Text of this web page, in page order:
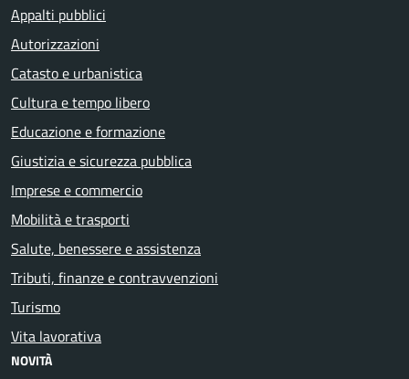
Appalti pubblici
Autorizzazioni
Catasto e urbanistica
Cultura e tempo libero
Educazione e formazione
Giustizia e sicurezza pubblica
Imprese e commercio
Mobilità e trasporti
Salute, benessere e assistenza
Tributi, finanze e contravvenzioni
Turismo
Vita lavorativa
NOVITÀ